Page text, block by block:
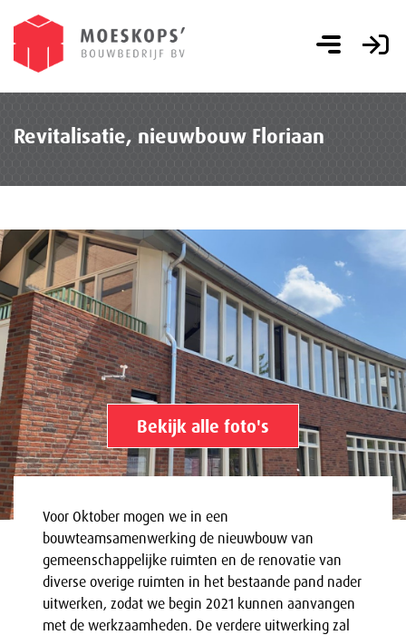
Revitalisatie, nieuwbouw Floriaan
Bekijk alle foto's
Voor Oktober mogen we in een
bouwteamsamenwerking de nieuwbouw van
gemeenschappelijke ruimten en de renovatie van
diverse overige ruimten in het bestaande pand nader
uitwerken, zodat we begin 2021 kunnen aanvangen
met de werkzaamheden. De verdere uitwerking zal